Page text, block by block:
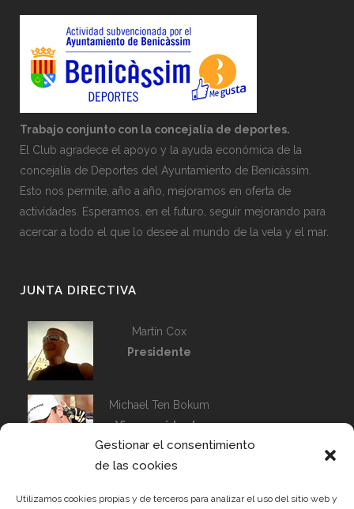
Gestionar el consentimiento
de las cookies
Utilizamos cookies propias y de terceros para analizar el uso del sitio web y
Trabajo conjunto con la concejalía de deportes.
El Club agradece el apoyo y la ayuda económica de la
concejalía de Deportes del Ayuntamiento de Benicàssim.
Esto nos permite, año a año, mejoramos en oferta de
actividades. Esperamos, en el futuro, seguir mejorando para
acercar a todo el que lo desee al mundo de la vela y el mar.
JUNTA DIRECTIVA
Martín Cox
Presidente
Michael Ten Bokum
Vicepresidente
Capitán de Flota
Tesorero